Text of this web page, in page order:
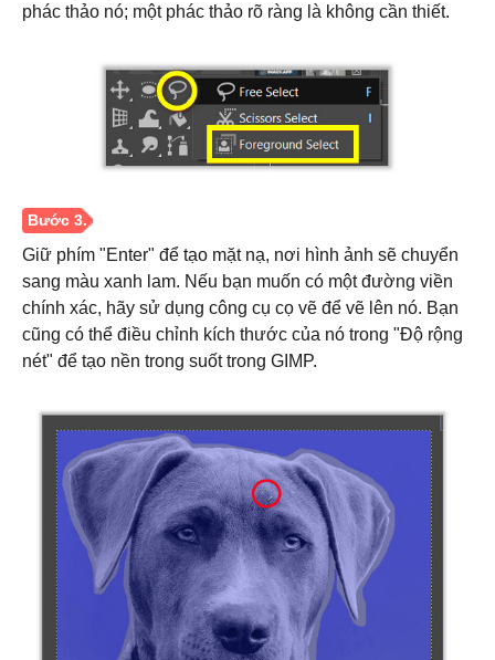
Bước 1.
phác thảo nó; một phác thảo rõ ràng là không cần thiết.
Giữ phím "Enter" để tạo mặt nạ, nơi hình ảnh sẽ chuyển
sang màu xanh lam. Nếu bạn muốn có một đường viền
chính xác, hãy sử dụng công cụ cọ vẽ để vẽ lên nó. Bạn
cũng có thể điều chỉnh kích thước của nó trong "Độ rộng
nét" để tạo nền trong suốt trong GIMP.